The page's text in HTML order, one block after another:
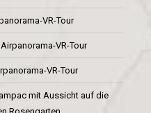
VR-Tour
VR-Tour
VR-Tour
mit Aussicht auf die